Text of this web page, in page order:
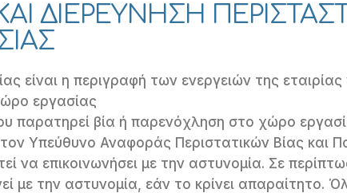
ΔΙΕΡΕΥΝΗΣΗ
είναι η περιγραφή των ενεργειών της
εργασίας
παρατηρεί βία ή παρενόχληση στο χώρο
Υπεύθυνο Αναφοράς Περιστατικών Βίας και
να επικοινωνήσει με την αστυνομία. Σε
με την αστυνομία, εάν το κρίνει απαραίτητο.